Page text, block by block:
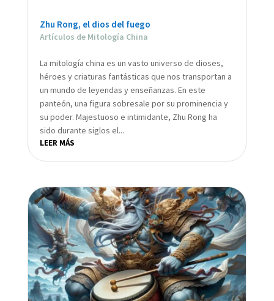
Zhu Rong, el dios del fuego
Artículos de Mitología China
La mitología china es un vasto universo de dioses,
héroes y criaturas fantásticas que nos transportan a
un mundo de leyendas y enseñanzas. En este
panteón, una figura sobresale por su prominencia y
su poder. Majestuoso e intimidante, Zhu Rong ha
sido durante siglos el...
LEER MÁS